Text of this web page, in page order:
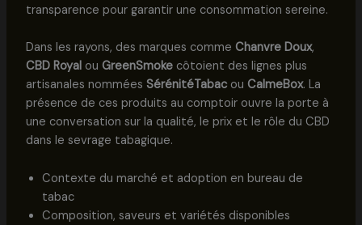
transparence pour garantir une consommation sereine.
Dans les rayons, des marques comme Chanvre Doux,
CBD Royalou GreenSmokecôtoient des lignes plus
artisanales nommées SérénitéTabacou CalmeBox. La
présence de ces produits au comptoir ouvre la porte à
une conversation sur la qualité, le prix et le rôle du CBD
dans le sevrage tabagique.
Contexte du marché et adoption en bureau de
tabac
Composition, saveurs et variétés disponibles